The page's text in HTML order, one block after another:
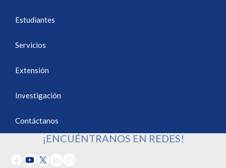
Estudiantes
Servicios
Extensión
Investigación
Contáctanos
¡ENCUÉNTRANOS EN REDES!